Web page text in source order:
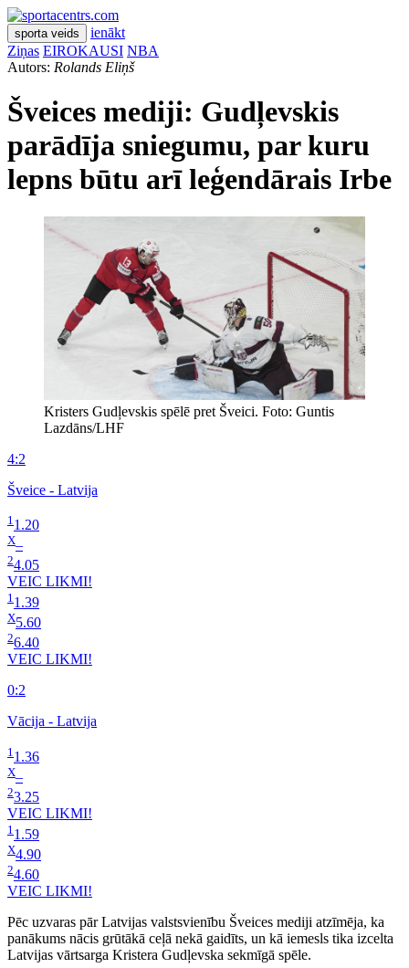
sporta veids
ienākt
Ziņas EIROKAUSI NBA
Autors: Rolands Eliņš
Šveices mediji: Gudļevskis
parādīja sniegumu, par kuru
lepns būtu arī leģendārais Irbe
Kristers Gudļevskis spēlē pret Šveici. Foto: Guntis
Lazdāns/LHF
4:2
Šveice - Latvija
1 1.20
X–
24.05
VEIC LIKMI!
1 1.39
X5.60
26.40
VEIC LIKMI!
0:2
Vācija - Latvija
1 1.36
X–
23.25
VEIC LIKMI!
1 1.59
X4.90
24.60
VEIC LIKMI!
Pēc uzvaras pār Latvijas valstsvienību Šveices mediji atzīmēja, ka
panākums nācis grūtākā ceļā nekā gaidīts, un kā iemesls tika izcelta
Latvijas vārtsarga Kristera Gudļevska sekmīgā spēle.